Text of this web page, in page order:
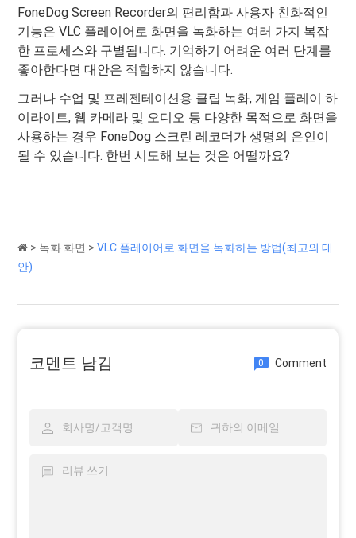
FoneDog Screen Recorder의 편리함과 사용자 친화적인
기능은 VLC 플레이어로 화면을 녹화하는 여러 가지 복잡
한 프로세스와 구별됩니다. 기억하기 어려운 여러 단계를
좋아한다면 대안은 적합하지 않습니다.
그러나 수업 및 프레젠테이션용 클립 녹화, 게임 플레이 하
이라이트, 웹 카메라 및 오디오 등 다양한 목적으로 화면을
사용하는 경우 FoneDog 스크린 레코더가 생명의 은인이
될 수 있습니다. 한번 시도해 보는 것은 어떨까요?
> 녹화 화면 >VLC 플레이어로 화면을 녹화하는 방법(최고의 대
안)
코멘트 남김 0 Comment